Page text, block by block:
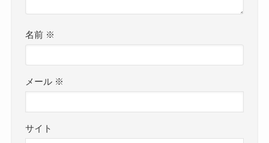
名前 ※
メール ※
サイト